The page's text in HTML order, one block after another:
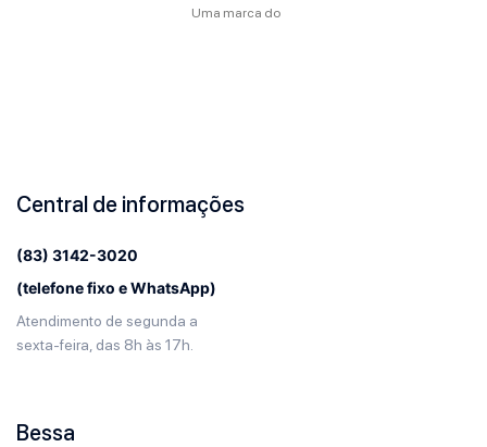
Uma marca do
Central de informações
(83) 3142-3020
(telefone fixo e WhatsApp)
Atendimento de segunda a
sexta-feira, das 8h às 17h.
Bessa